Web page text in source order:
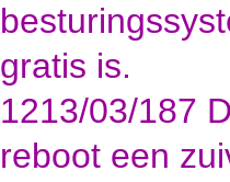
gratis is.
1213/03/187
reboot een